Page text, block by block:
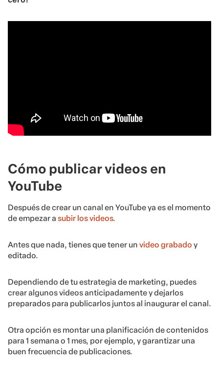
Cómo publicar videos en
YouTube
Después de crear un canal en YouTube ya es el momento
de empezar a subir los videos.
Antes que nada, tienes que tener un video grabado y
editado.
Dependiendo de tu estrategia de marketing, puedes
crear algunos videos anticipadamente y dejarlos
preparados para publicarlos juntos al inaugurar el canal.
Otra opción es montar una planificación de contenidos
para 1 semana o 1 mes, por ejemplo, y garantizar una
buen frecuencia de publicaciones.